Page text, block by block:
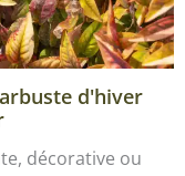
d'hiver
décorative ou